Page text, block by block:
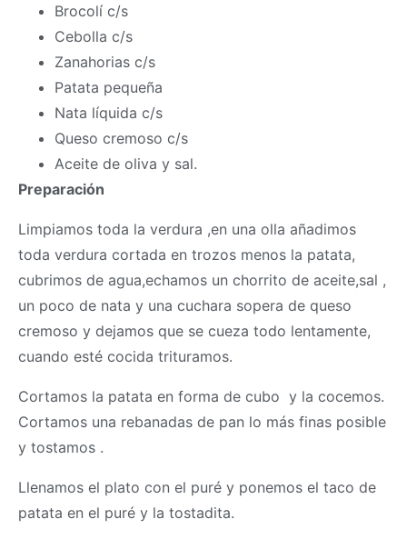
Brocolí c/s
Cebolla c/s
Zanahorias c/s
Patata pequeña
Nata líquida c/s
Queso cremoso c/s
Aceite de oliva y sal.
Preparación
Limpiamos toda la verdura ,en una olla añadimos
toda verdura cortada en trozos menos la patata,
cubrimos de agua,echamos un chorrito de aceite,sal ,
un poco de nata y una cuchara sopera de queso
cremoso y dejamos que se cueza todo lentamente,
cuando esté cocida trituramos.
Cortamos la patata en forma de cubo y la cocemos.
Cortamos una rebanadas de pan lo más finas posible
y tostamos .
Llenamos el plato con el puré y ponemos el taco de
patata en el puré y la tostadita.